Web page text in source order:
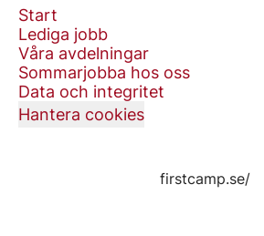
Start
Lediga jobb
Våra avdelningar
Sommarjobba hos oss
Data och integritet
Hantera cookies
firstcamp.se/